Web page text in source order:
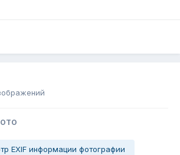
EXIF информации фотографии